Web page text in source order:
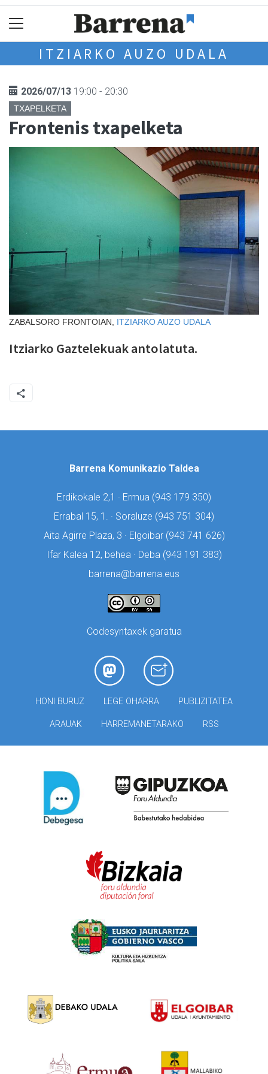
ITZIARKO AUZO UDALA
2026/07/13 19:00 - 20:30
TXAPELKETA
Frontenis txapelketa
ZABALSORO FRONTOIAN, ITZIARKO AUZO UDALA
Itziarko Gaztelekuak antolatuta.
Barrena Komunikazio Taldea
Erdikokale 2,1 · Ermua (943 179 350)
Errabal 15, 1. · Soraluze (943 751 304)
Aita Agirre Plaza, 3 · Elgoibar (943 741 626)
Ifar Kalea 12, behea · Deba (943 191 383)
barrena@barrena.eus
Codesyntaxek garatua
HONI BURUZ LEGE OHARRA PUBLIZITATEA
ARAUAK HARREMANETARAKO RSS